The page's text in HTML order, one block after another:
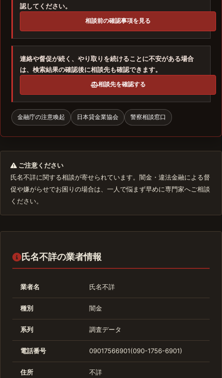
認してください。
相談前の確認事項を見る
連絡や督促が続く、やり取りを続けることに不安がある場合
は、検索結果の確認後に相談先も確認できます。
相談先を確認する
金融庁の注意喚起 日本貸金業協会 警察相談窓口
ご注意ください
氏名不詳に関する相談が寄せられています。闇金・違法金融による督
促や嫌がらせでお困りの場合は、一人で悩まず早めに専門家へご相談
ください。
氏名不詳の業者情報
業者名 氏名不詳
種別 闇金
系列 調査データ
電話番号 09017566901(090-1756-6901)
住所 不詳